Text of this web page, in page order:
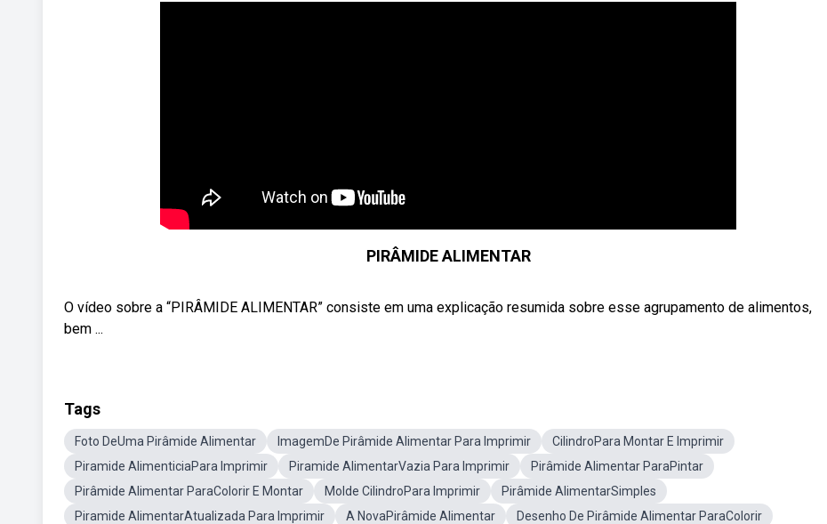
PIRÂMIDE ALIMENTAR
O vídeo sobre a “PIRÂMIDE ALIMENTAR” consiste em uma explicação resumida sobre esse agrupamento de alimentos,
bem ...
Tags
Foto DeUma Pirâmide Alimentar ImagemDe Pirâmide Alimentar Para Imprimir
CilindroPara Montar E Imprimir
Piramide AlimenticiaPara Imprimir
Piramide AlimentarVazia Para Imprimir
Pirâmide Alimentar ParaPintar
Pirâmide Alimentar ParaColorir E Montar
Molde CilindroPara Imprimir
Pirâmide AlimentarSimples
Piramide AlimentarAtualizada Para Imprimir
A NovaPirâmide Alimentar
Desenho De Pirâmide Alimentar ParaColorir